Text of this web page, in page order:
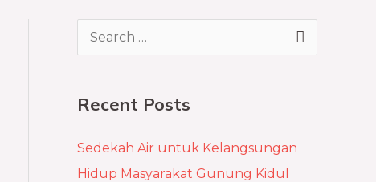
c
h
Recent Posts
Sedekah Air untuk Kelangsungan
Hidup Masyarakat Gunung Kidul